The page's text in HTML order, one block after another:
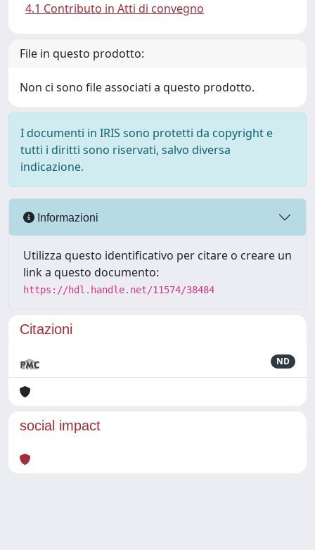
4.1 Contributo in Atti di convegno
File in questo prodotto:
Non ci sono file associati a questo prodotto.
I documenti in IRIS sono protetti da copyright e
tutti i diritti sono riservati, salvo diversa
indicazione.
Informazioni
Utilizza questo identificativo per citare o creare un
link a questo documento:
https://hdl.handle.net/11574/38484
Citazioni
ND
social impact